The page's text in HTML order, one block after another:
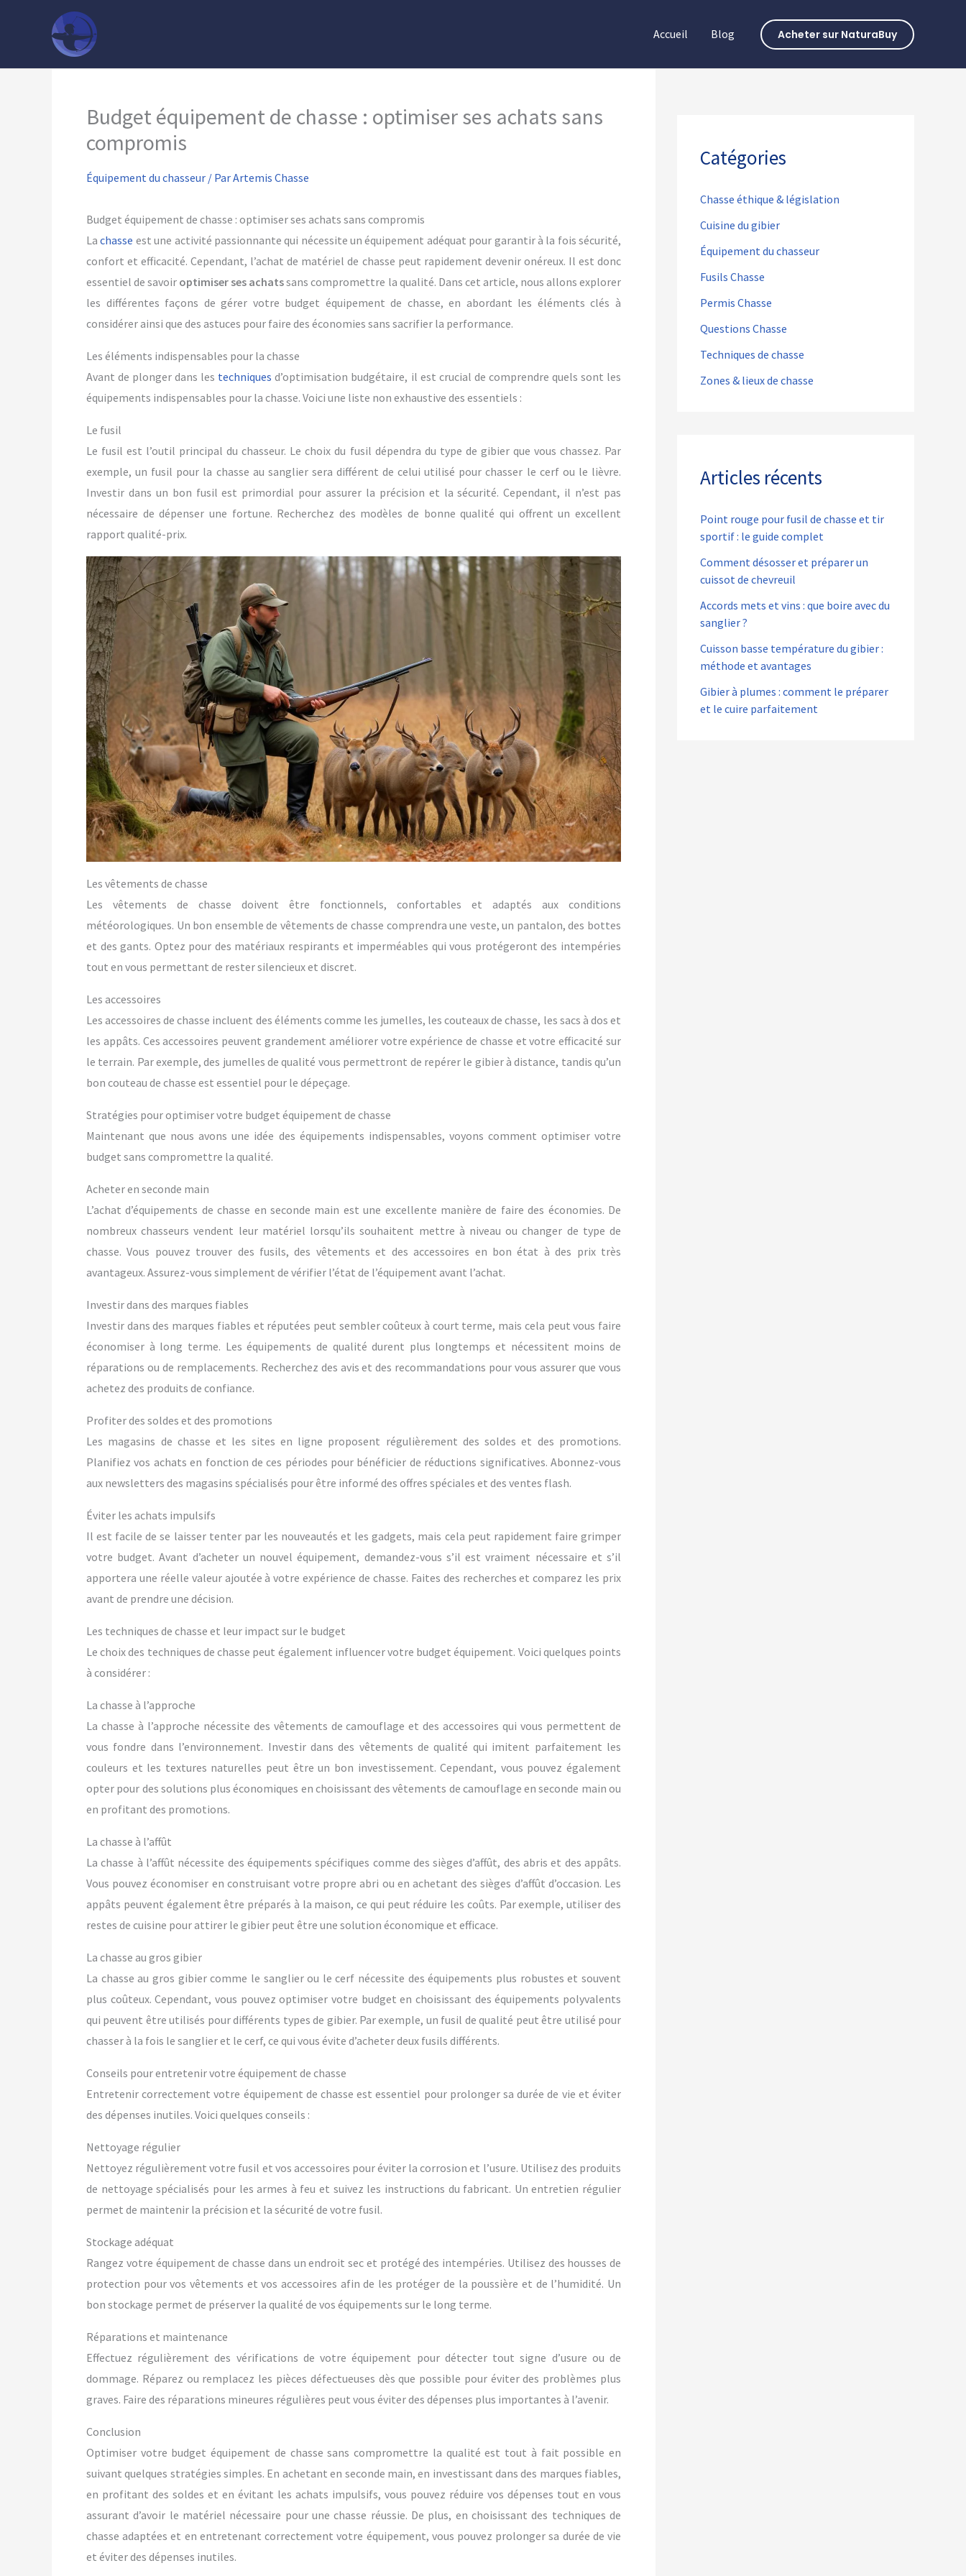
Accueil Blog Acheter sur NaturaBuy
Budget équipement de chasse : optimiser ses achats sans
compromis
Équipement du chasseur / ParArtemis Chasse
Budget équipement de chasse : optimiser ses achats sans compromis
Lachasse est une activité passionnante qui nécessite un équipement adéquat pour garantir à la fois sécurité,
confort et efficacité. Cependant, l’achat de matériel de chasse peut rapidement devenir onéreux. Il est donc
essentiel de savoir optimiser ses achatssans compromettre la qualité. Dans cet article, nous allons explorer
les différentes façons de gérer votre budget équipement de chasse, en abordant les éléments clés à
considérer ainsi que des astuces pour faire des économies sans sacrifier la performance.
Les éléments indispensables pour la chasse
Avant de plonger dans les techniques d’optimisation budgétaire, il est crucial de comprendre quels sont les
équipements indispensables pour la chasse. Voici une liste non exhaustive des essentiels :
Le fusil
Le fusil est l’outil principal du chasseur. Le choix du fusil dépendra du type de gibier que vous chassez. Par
exemple, un fusil pour la chasse au sanglier sera différent de celui utilisé pour chasser le cerf ou le lièvre.
Investir dans un bon fusil est primordial pour assurer la précision et la sécurité. Cependant, il n’est pas
nécessaire de dépenser une fortune. Recherchez des modèles de bonne qualité qui offrent un excellent
rapport qualité-prix.
Les vêtements de chasse
Les vêtements de chasse doivent être fonctionnels, confortables et adaptés aux conditions
météorologiques. Un bon ensemble de vêtements de chasse comprendra une veste, un pantalon, des bottes
et des gants. Optez pour des matériaux respirants et imperméables qui vous protégeront des intempéries
tout en vous permettant de rester silencieux et discret.
Les accessoires
Les accessoires de chasse incluent des éléments comme les jumelles, les couteaux de chasse, les sacs à dos et
les appâts. Ces accessoires peuvent grandement améliorer votre expérience de chasse et votre efficacité sur
le terrain. Par exemple, des jumelles de qualité vous permettront de repérer le gibier à distance, tandis qu’un
bon couteau de chasse est essentiel pour le dépeçage.
Stratégies pour optimiser votre budget équipement de chasse
Maintenant que nous avons une idée des équipements indispensables, voyons comment optimiser votre
budget sans compromettre la qualité.
Acheter en seconde main
L’achat d’équipements de chasse en seconde main est une excellente manière de faire des économies. De
nombreux chasseurs vendent leur matériel lorsqu’ils souhaitent mettre à niveau ou changer de type de
chasse. Vous pouvez trouver des fusils, des vêtements et des accessoires en bon état à des prix très
avantageux. Assurez-vous simplement de vérifier l’état de l’équipement avant l’achat.
Investir dans des marques fiables
Investir dans des marques fiables et réputées peut sembler coûteux à court terme, mais cela peut vous faire
économiser à long terme. Les équipements de qualité durent plus longtemps et nécessitent moins de
réparations ou de remplacements. Recherchez des avis et des recommandations pour vous assurer que vous
achetez des produits de confiance.
Profiter des soldes et des promotions
Les magasins de chasse et les sites en ligne proposent régulièrement des soldes et des promotions.
Planifiez vos achats en fonction de ces périodes pour bénéficier de réductions significatives. Abonnez-vous
aux newsletters des magasins spécialisés pour être informé des offres spéciales et des ventes flash.
Éviter les achats impulsifs
Il est facile de se laisser tenter par les nouveautés et les gadgets, mais cela peut rapidement faire grimper
votre budget. Avant d’acheter un nouvel équipement, demandez-vous s’il est vraiment nécessaire et s’il
apportera une réelle valeur ajoutée à votre expérience de chasse. Faites des recherches et comparez les prix
avant de prendre une décision.
Les techniques de chasse et leur impact sur le budget
Le choix des techniques de chasse peut également influencer votre budget équipement. Voici quelques points
à considérer :
La chasse à l’approche
La chasse à l’approche nécessite des vêtements de camouflage et des accessoires qui vous permettent de
vous fondre dans l’environnement. Investir dans des vêtements de qualité qui imitent parfaitement les
couleurs et les textures naturelles peut être un bon investissement. Cependant, vous pouvez également
opter pour des solutions plus économiques en choisissant des vêtements de camouflage en seconde main ou
en profitant des promotions.
La chasse à l’affût
La chasse à l’affût nécessite des équipements spécifiques comme des sièges d’affût, des abris et des appâts.
Vous pouvez économiser en construisant votre propre abri ou en achetant des sièges d’affût d’occasion. Les
appâts peuvent également être préparés à la maison, ce qui peut réduire les coûts. Par exemple, utiliser des
restes de cuisine pour attirer le gibier peut être une solution économique et efficace.
La chasse au gros gibier
La chasse au gros gibier comme le sanglier ou le cerf nécessite des équipements plus robustes et souvent
plus coûteux. Cependant, vous pouvez optimiser votre budget en choisissant des équipements polyvalents
qui peuvent être utilisés pour différents types de gibier. Par exemple, un fusil de qualité peut être utilisé pour
chasser à la fois le sanglier et le cerf, ce qui vous évite d’acheter deux fusils différents.
Conseils pour entretenir votre équipement de chasse
Entretenir correctement votre équipement de chasse est essentiel pour prolonger sa durée de vie et éviter
des dépenses inutiles. Voici quelques conseils :
Nettoyage régulier
Nettoyez régulièrement votre fusil et vos accessoires pour éviter la corrosion et l’usure. Utilisez des produits
de nettoyage spécialisés pour les armes à feu et suivez les instructions du fabricant. Un entretien régulier
permet de maintenir la précision et la sécurité de votre fusil.
Stockage adéquat
Rangez votre équipement de chasse dans un endroit sec et protégé des intempéries. Utilisez des housses de
protection pour vos vêtements et vos accessoires afin de les protéger de la poussière et de l’humidité. Un
bon stockage permet de préserver la qualité de vos équipements sur le long terme.
Réparations et maintenance
Effectuez régulièrement des vérifications de votre équipement pour détecter tout signe d’usure ou de
dommage. Réparez ou remplacez les pièces défectueuses dès que possible pour éviter des problèmes plus
graves. Faire des réparations mineures régulières peut vous éviter des dépenses plus importantes à l’avenir.
Conclusion
Optimiser votre budget équipement de chasse sans compromettre la qualité est tout à fait possible en
suivant quelques stratégies simples. En achetant en seconde main, en investissant dans des marques fiables,
en profitant des soldes et en évitant les achats impulsifs, vous pouvez réduire vos dépenses tout en vous
assurant d’avoir le matériel nécessaire pour une chasse réussie. De plus, en choisissant des techniques de
chasse adaptées et en entretenant correctement votre équipement, vous pouvez prolonger sa durée de vie
et éviter des dépenses inutiles.
Catégories
Chasse éthique & législation
Cuisine du gibier
Équipement du chasseur
Fusils Chasse
Permis Chasse
Questions Chasse
Techniques de chasse
Zones & lieux de chasse
Articles récents
Point rouge pour fusil de chasse et tir
sportif : le guide complet
Comment désosser et préparer un
cuissot de chevreuil
Accords mets et vins : que boire avec du
sanglier ?
Cuisson basse température du gibier :
méthode et avantages
Gibier à plumes : comment le préparer
et le cuire parfaitement